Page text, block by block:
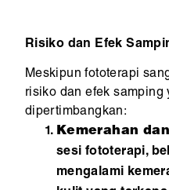
Risiko dan Efek
Meskipun fototerapi
risiko dan efek samping
dipertimbangkan:
Kemerahan
sesi fototerapi,
mengalami